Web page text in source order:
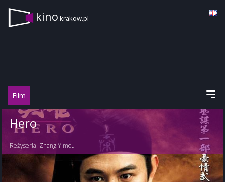
kino.krakow.pl
Film
Hero
Reżyseria: Zhang Yimou